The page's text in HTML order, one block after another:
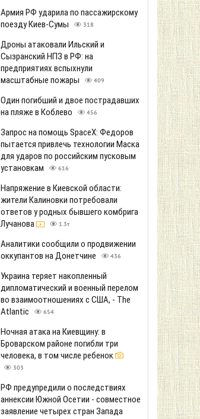
Армия РФ ударила по пассажирскому
поезду Киев-Сумы
318
Дроны атаковали Ильский и
Сызранский НПЗ в РФ: на
предприятиях вспыхнули
масштабные пожары
409
Один погибший и двое пострадавших
на пляже в Коблево
456
Запрос на помощь SpaceX: Федоров
пытается привлечь технологии Маска
для ударов по российским пусковым
установкам
616
Напряжение в Киевской области:
жители Калиновки потребовали
ответов у родных бывшего комбрига
Лучанова
1.3т
Аналитики сообщили о продвижении
оккупантов на Донетчине
436
Украина теряет накопленный
дипломатический и военный перелом
во взаимоотношениях с США, - The
Atlantic
654
Ночная атака на Киевщину: в
Броварском районе погибли три
человека, в том числе ребенок
303
РФ предупредили о последствиях
аннексии Южной Осетии - совместное
заявление четырех стран Запада